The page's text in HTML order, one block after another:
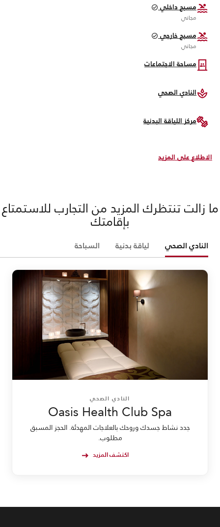
مسبح داخلي
مجاني
مسبح خارجي
مجاني
مساحة الاجتماعات
النادي الصحي
مركز اللياقة البدنية
الاطلاع على المزيد
ما زالت تنتظرك المزيد من التجارب للاستمتاع
بإقامتك
النادي الصحي لياقة بدنية السباحة
النادي الصحي
Oasis Health Club Spa
جدد نشاط جسدك وروحك بالعلاجات المهدئة. الحجز المسبق
مطلوب.
اكتشف المزيد